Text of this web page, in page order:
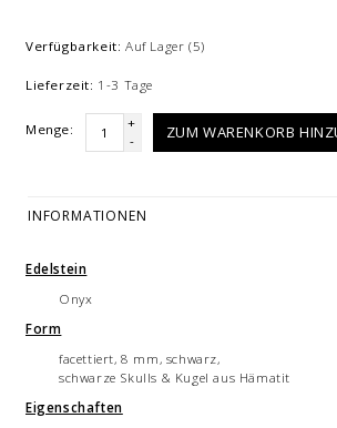
Verfügbarkeit: Auf Lager(5)
Lieferzeit: 1-3 Tage
Menge:
+
-
ZUM WARENKORB
INFORMATIONEN
Edelstein
Onyx
Form
facettiert, 8 mm, schwarz,
schwarze Skulls & Kugel aus Hämatit
Eigenschaften